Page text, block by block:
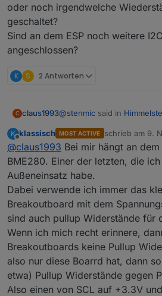
oder noch irgendwelche
geschaltet?
Sind an dem ESP noch weitere
angeschlossen?
K S 2 Antworten
C claus1993@stenmic said in
@klassisch
Erstmal Danke für deine
Bei mir geht ESP Easy
ist schon im Paket drin.
Ich musste lediglich auf
speed" stellen.
Hatte es schon versucht
nicht geklappt. Denke ich
angehen...
Hast du den Sensor direkt
angeschlossen oder noch
Wiederstände dazwischen
Sind an dem ESP noch
angeschlossen?
K
Offline
klassisch MOST ACTIVE schrieb am 9.
zuletzt editiert
@claus1993 Bei mir hängt an
BME280. Einer der letzten, die
Außeneinsatz habe.
Dabei verwende ich immer das
Breakoutboard mit dem
sind auch pullup Widerstände für
Wenn ich mich recht erinnere,
Breakoutboards keine Pullup
also nur diese Boarrd hat, dann
etwa) Pullup Widerstände gegen
Also einen von SCL auf +3.3V